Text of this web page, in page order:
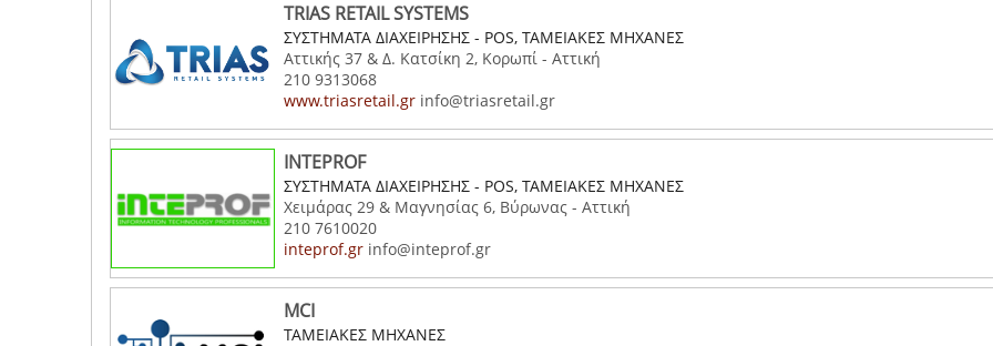
TRIAS RETAIL SYSTEMS
ΣΥΣΤΗΜΑΤΑ ΔΙΑΧΕΙΡΗΣΗΣ - POS, ΤΑΜΕΙΑΚΕΣ ΜΗΧΑΝΕΣ
Αττικής 37 & Δ. Κατσίκη 2, Κορωπί - Αττική
210 9313068
www.triasretail.gr info@triasretail.gr
INTEPROF
ΣΥΣΤΗΜΑΤΑ ΔΙΑΧΕΙΡΗΣΗΣ - POS, ΤΑΜΕΙΑΚΕΣ ΜΗΧΑΝΕΣ
Χειμάρας 29 & Μαγνησίας 6, Βύρωνας - Αττική
210 7610020
inteprof.gr info@inteprof.gr
MCI
ΤΑΜΕΙΑΚΕΣ ΜΗΧΑΝΕΣ